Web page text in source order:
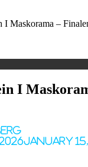
I Maskorama –
I
January 15,